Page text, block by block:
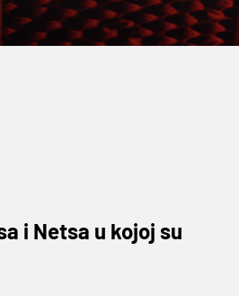
i Netsa u kojoj su